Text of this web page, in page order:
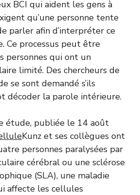
BCI qui aident les gens à
qu’une personne tente
parler afin d’interpréter ce
Ce processus peut être
personnes qui ont un
limité. Des chercheurs de
se sont demandé s’ils
décoder la parole intérieure.
étude, publiée le 14 août
Kunz et ses collègues ont
personnes paralysées par
cérébral ou une sclérose
(SLA), une maladie
affecte les cellules